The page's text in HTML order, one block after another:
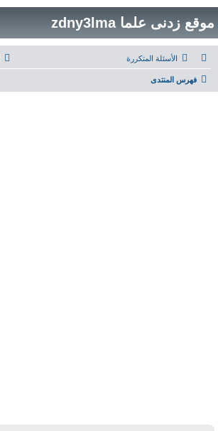
موقع زدنى علما zdny3lma
الأسئلة المتكررة
فهرس المنتدى